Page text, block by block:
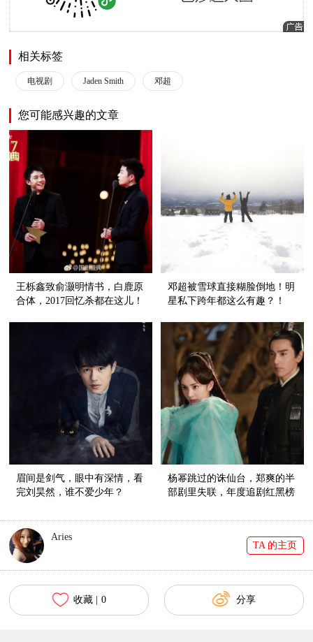
相关标签
电视剧 Jaden Smith 邓超
您可能感兴趣的文章
王栎鑫致俞灏明情书，白鹿原
合体，2017回忆杀都在这儿！
邓超被雪球直接糊脸倒地！明
星私下跨年都这么有趣？！
眉间是剑气，眼中有深情，看
完刘昊然，谁不爱少年？
杨幂跳过的诛仙台，郑爽的半
部剧里失联，年度追剧红黑榜
Aries
TA 的主页
收藏 | 0 分享